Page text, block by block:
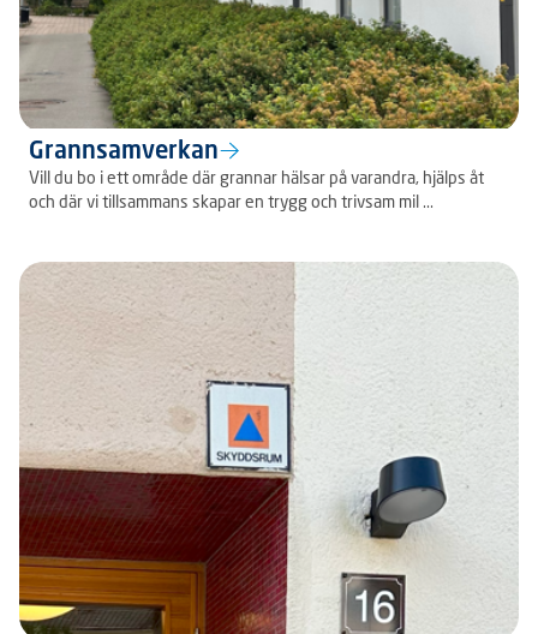
Grannsamverkan
Vill du bo i ett område där grannar hälsar på varandra, hjälps åt
och där vi tillsammans skapar en trygg och trivsam mil ...